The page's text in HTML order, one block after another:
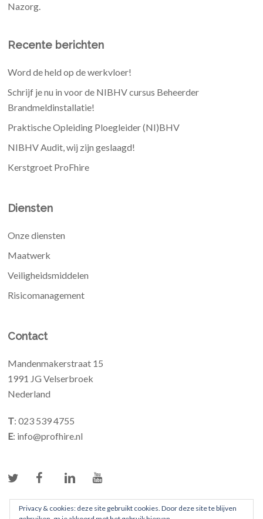
Nazorg.
Recente berichten
Word de held op de werkvloer!
Schrijf je nu in voor de NIBHV cursus Beheerder
Brandmeldinstallatie!
Praktische Opleiding Ploegleider (NI)BHV
NIBHV Audit, wij zijn geslaagd!
Kerstgroet ProFhire
Diensten
Onze diensten
Maatwerk
Veiligheidsmiddelen
Risicomanagement
Contact
Mandenmakerstraat 15
1991 JG Velserbroek
Nederland
T: 023 539 4755
E: info@profhire.nl
Privacy & cookies: deze site gebruikt cookies. Door deze site te blijven